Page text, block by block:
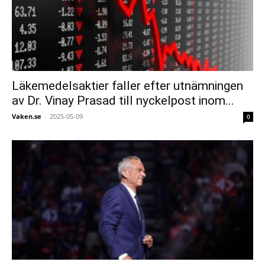
Läkemedelsaktier faller efter utnämningen
av Dr. Vinay Prasad till nyckelpost inom...
Vaken.se - 2025-05-09 0